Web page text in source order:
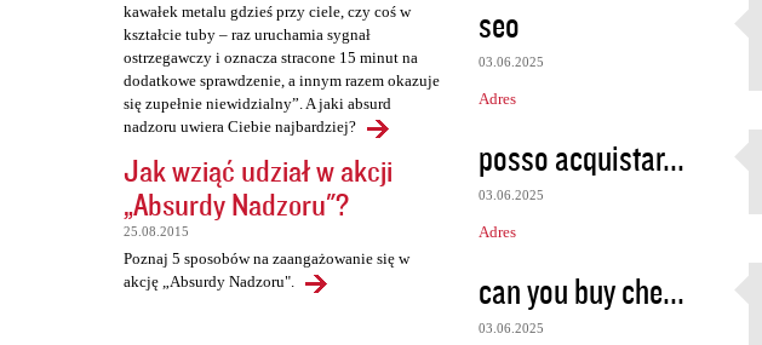
kawałek metalu gdzieś przy ciele, czy coś w
kształcie tuby – raz uruchamia sygnał
ostrzegawczy i oznacza stracone 15 minut na
dodatkowe sprawdzenie, a innym razem okazuje
się zupełnie niewidzialny”. A jaki absurd
nadzoru uwiera Ciebie najbardziej?
Jak wziąć udział w akcji
„Absurdy Nadzoru"?
25.08.2015
Poznaj 5 sposobów na zaangażowanie się w
akcję „Absurdy Nadzoru".
seo
03.06.2025
Adres
posso acquistar...
03.06.2025
Adres
can you buy che...
03.06.2025